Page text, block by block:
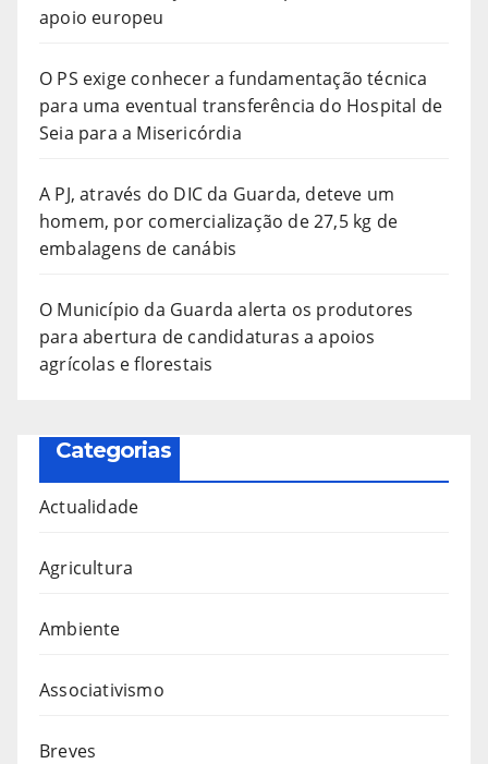
apoio europeu
O PS exige conhecer a fundamentação técnica
para uma eventual transferência do Hospital de
Seia para a Misericórdia
A PJ, através do DIC da Guarda, deteve um
homem, por comercialização de 27,5 kg de
embalagens de canábis
O Município da Guarda alerta os produtores
para abertura de candidaturas a apoios
agrícolas e florestais
Categorias
Actualidade
Agricultura
Ambiente
Associativismo
Breves